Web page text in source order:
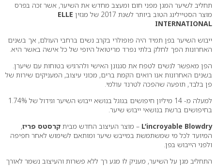
תחליב לשיער המגן מפני חום ומעצב מחדש את השיער, אשר זכה בפרס
מוצר הסטיילינג הטוב ביותר לשנת 2017 של מגזין
ELLE
INTERNATIONAL
ייבוש השיער בפן תמיד היה פופולרי בקרב נשים ברחבי העולם, אך בשנים
האחרונות הפך לחלק בלתי נפרד מריטואל היופי של כל אישה באשר היא.
הפן מאפשר לנשים לטפח את סגנונן האישי ולהרגיש בטוחות עם שיערן.
בשנים האחרונות אנו רואים הקמת ברים, מכוני עיצוב, המעניקים שירות של
פן בלבד, תופעה שהפכה לטרנד עולמי.
למעלה מ- 14 מיליון חיפושים בגוגל בנושא ייבוש השיער וגידול של 1.74%
בחיפושים ברשת בנושאי ייבוש שיער.
L’incroyable Blowdry – מוצר העיצוב החדש מבית קרסטס פריז,
המיועד לכל מי שמשתמשת במייבש שיער ומותאם לשימוש לאחר חפיפה
ולפני הייבוש בפן.
התחליב מגן על השיער, מעניק לו מגע רך ללא פשרות והעיצוב נשמר לאורך